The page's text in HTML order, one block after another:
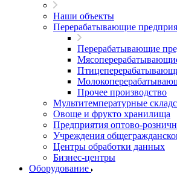
Наши объекты
Перерабатывающие
Перерабатывающие
Прочее производство
Мультитемпературные
Овоще и фрукто хранилища
Предприятия оптово-
Учреждения
Центры обработки данных
Бизнес-центры
Оборудование